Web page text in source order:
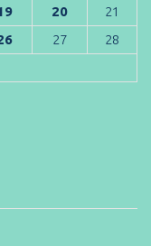
20
21
27
28